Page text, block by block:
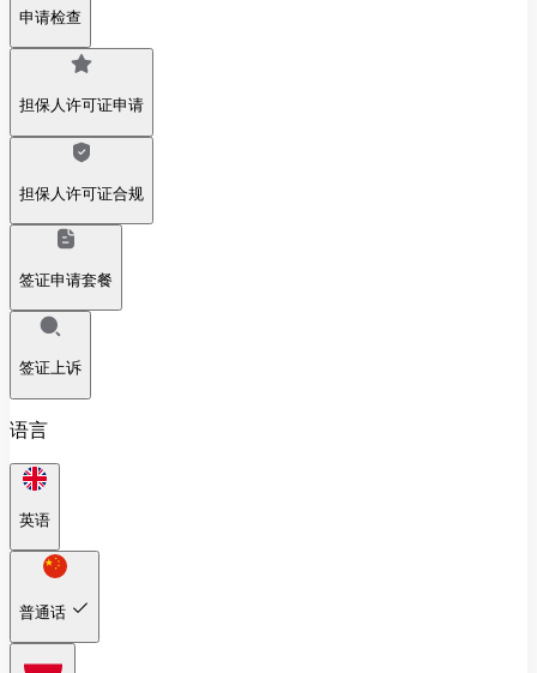
申请检查
担保人许可证申请
担保人许可证合规
签证申请套餐
签证上诉
语言
英语
普通话